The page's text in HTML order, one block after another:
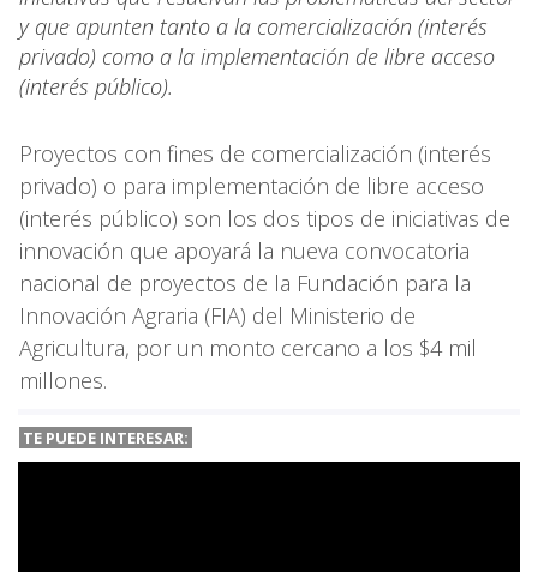
y que apunten tanto a la comercialización (interés
privado) como a la implementación de libre acceso
(interés público).
Proyectos con fines de comercialización (interés
privado) o para implementación de libre acceso
(interés público) son los dos tipos de iniciativas de
innovación que apoyará la nueva convocatoria
nacional de proyectos de la Fundación para la
Innovación Agraria (FIA) del Ministerio de
Agricultura, por un monto cercano a los $4 mil
millones.
TE PUEDE INTERESAR: